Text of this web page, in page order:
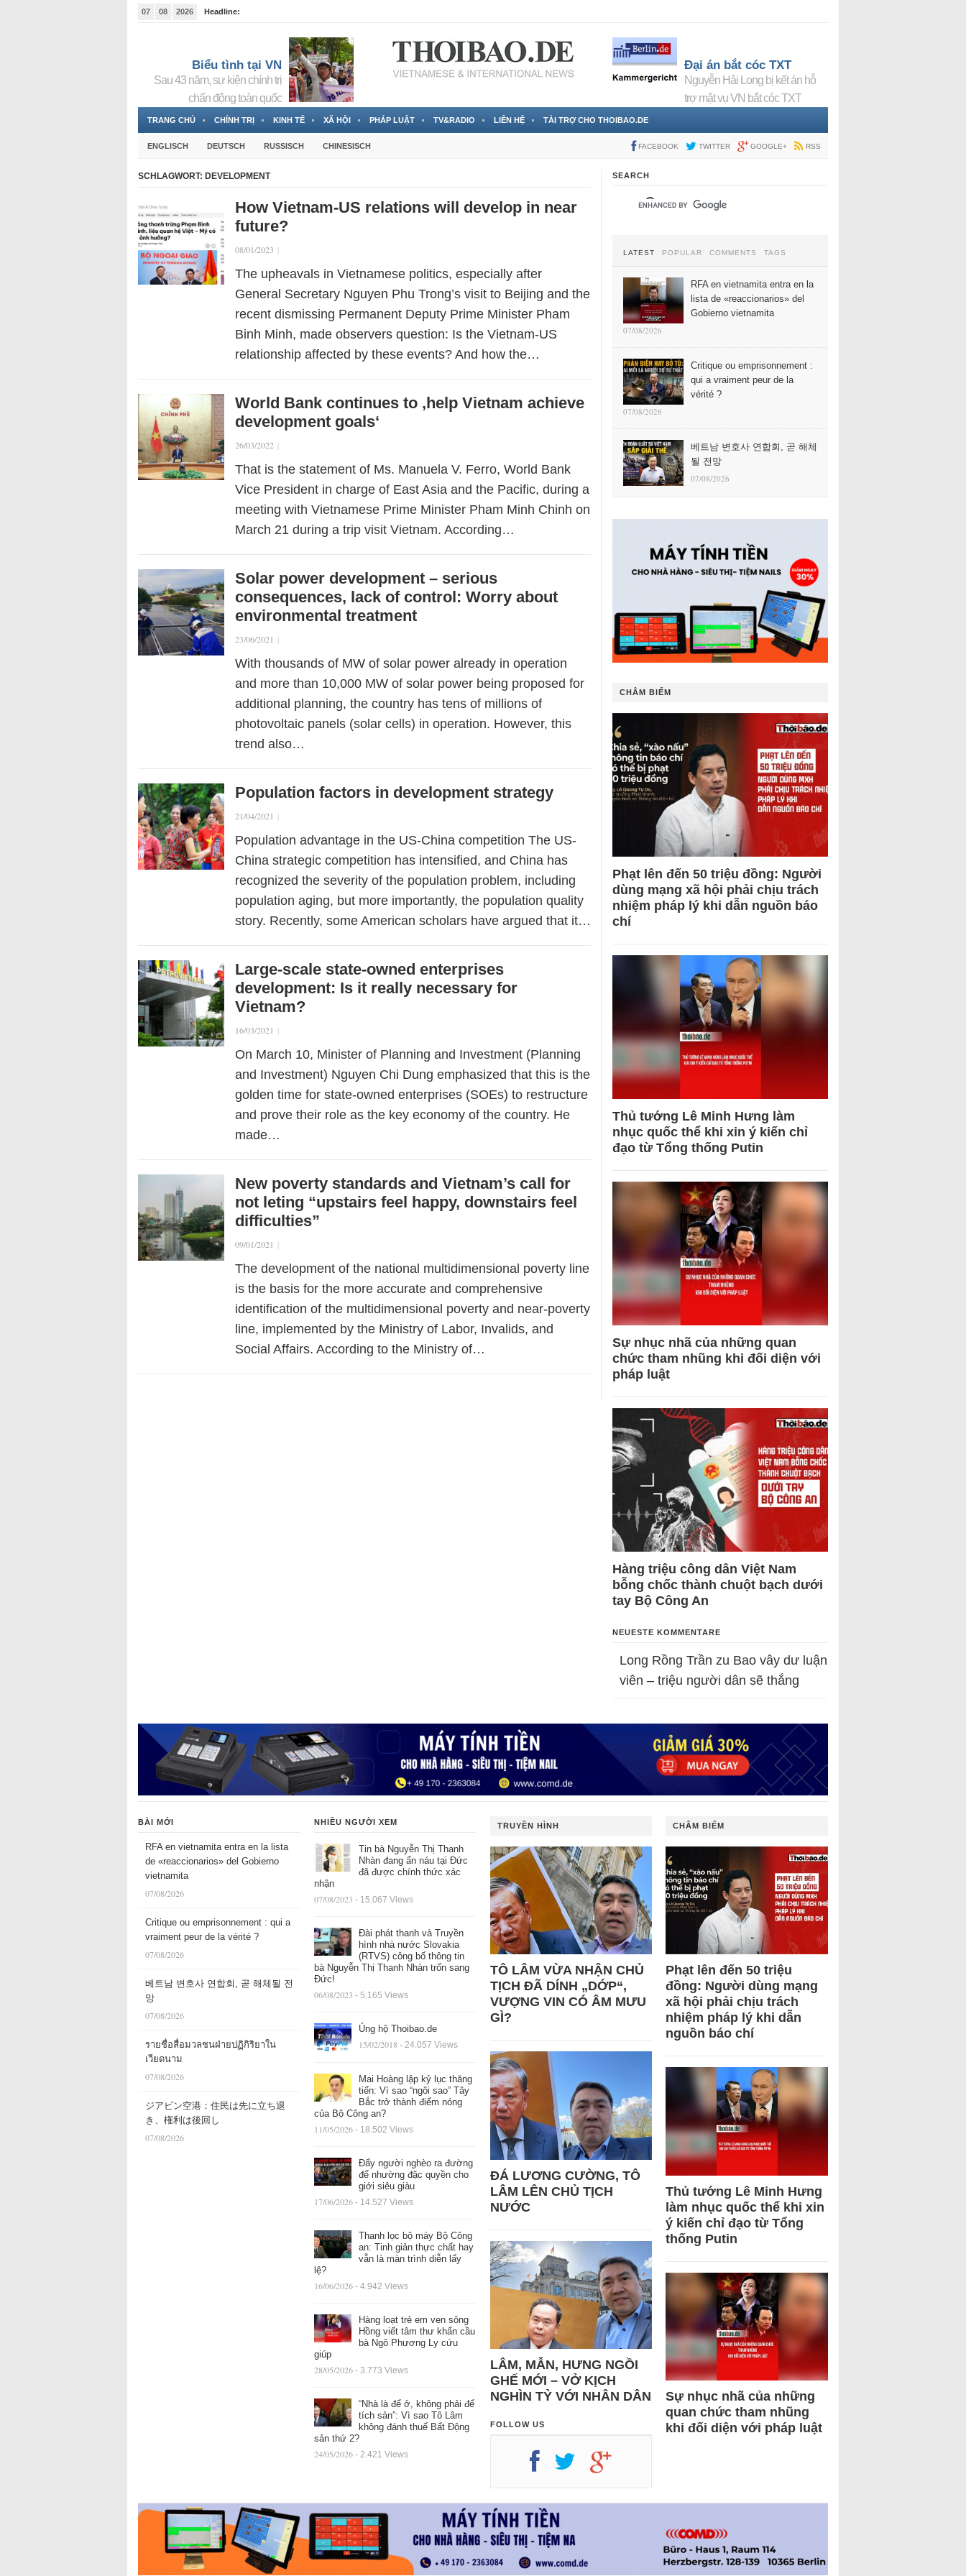
07 08 2026
Headline:
Biểu tình tại VN
Sau 43 năm, sự kiện chính trị
chấn động toàn quốc
Đại án bắt cóc TXT
Nguyễn Hải Long bị kết án hỗ
trợ mật vụ VN bắt cóc TXT
TRANG CHỦ CHÍNH TRỊ KINH TẾ XÃ HỘI PHÁP LUẬT TV&RADIO LIÊN HỆ TÀI TRỢ CHO THOIBAO.DE
ENGLISCH DEUTSCH RUSSISCH CHINESISCH FACEBOOK TWITTER GOOGLE+ RSS
SCHLAGWORT: DEVELOPMENT
How Vietnam-US relations will develop in near
future?
08/01/2023 |
The upheavals in Vietnamese politics, especially after
General Secretary Nguyen Phu Trong’s visit to Beijing and the
recent dismissing Permanent Deputy Prime Minister Pham
Binh Minh, made observers question: Is the Vietnam-US
relationship affected by these events? And how the…
World Bank continues to ‚help Vietnam achieve
development goals‘
26/03/2022 |
That is the statement of Ms. Manuela V. Ferro, World Bank
Vice President in charge of East Asia and the Pacific, during a
meeting with Vietnamese Prime Minister Pham Minh Chinh on
March 21 during a trip visit Vietnam. According…
Solar power development – serious
consequences, lack of control: Worry about
environmental treatment
23/06/2021 |
With thousands of MW of solar power already in operation
and more than 10,000 MW of solar power being proposed for
additional planning, the country has tens of millions of
photovoltaic panels (solar cells) in operation. However, this
trend also…
Population factors in development strategy
21/04/2021 |
Population advantage in the US-China competition The US-
China strategic competition has intensified, and China has
recognized the severity of the population problem, including
population aging, but more importantly, the population quality
story. Recently, some American scholars have argued that it…
Large-scale state-owned enterprises
development: Is it really necessary for
Vietnam?
16/03/2021 |
On March 10, Minister of Planning and Investment (Planning
and Investment) Nguyen Chi Dung emphasized that this is the
golden time for state-owned enterprises (SOEs) to restructure
and prove their role as the key economy of the country. He
made…
New poverty standards and Vietnam’s call for
not leting “upstairs feel happy, downstairs feel
difficulties”
09/01/2021 |
The development of the national multidimensional poverty line
is the basis for the more accurate and comprehensive
identification of the multidimensional poverty and near-poverty
line, implemented by the Ministry of Labor, Invalids, and
Social Affairs. According to the Ministry of…
SEARCH
LATEST POPULAR COMMENTS TAGS
RFA en vietnamita entra en la
lista de «reaccionarios» del
Gobierno vietnamita
07/08/2026
Critique ou emprisonnement :
qui a vraiment peur de la
vérité ?
07/08/2026
베트남 변호사 연합회, 곧 해체
될 전망
07/08/2026
CHÂM BIẾM
Phạt lên đến 50 triệu đồng: Người
dùng mạng xã hội phải chịu trách
nhiệm pháp lý khi dẫn nguồn báo
chí
Thủ tướng Lê Minh Hưng làm
nhục quốc thể khi xin ý kiến chỉ
đạo từ Tổng thống Putin
Sự nhục nhã của những quan
chức tham nhũng khi đối diện với
pháp luật
Hàng triệu công dân Việt Nam
bỗng chốc thành chuột bạch dưới
tay Bộ Công An
NEUESTE KOMMENTARE
Long Rồng Trần zu Bao vây dư luận
viên – triệu người dân sẽ thắng
BÀI MỚI
RFA en vietnamita entra en la lista
de «reaccionarios» del Gobierno
vietnamita
07/08/2026
Critique ou emprisonnement : qui a
vraiment peur de la vérité ?
07/08/2026
베트남 변호사 연합회, 곧 해체될 전
망
07/08/2026
รายชื่อสื่อมวลชนฝ่ายปฏิกิริยาใน
เวียดนาม
07/08/2026
ジアビン空港：住民は先に立ち退
き、権利は後回し
07/08/2026
NHIỀU NGƯỜI XEM
Tin bà Nguyễn Thị Thanh
Nhàn đang ẩn náu tại Đức
đã được chính thức xác
nhận
07/08/2023 - 15.067 Views
Đài phát thanh và Truyền
hình nhà nước Slovakia
(RTVS) công bố thông tin
bà Nguyễn Thị Thanh Nhàn trốn sang
Đức!
06/08/2023 - 5.165 Views
Ủng hộ Thoibao.de
15/02/2018 - 24.057 Views
Mai Hoàng lập kỷ lục thăng
tiến: Vì sao “ngôi sao” Tây
Bắc trở thành điểm nóng
của Bộ Công an?
11/05/2026 - 18.502 Views
Đẩy người nghèo ra đường
để nhường đặc quyền cho
giới siêu giàu
17/06/2026 - 14.527 Views
Thanh lọc bộ máy Bộ Công
an: Tinh giản thực chất hay
vẫn là màn trình diễn lấy
lệ?
16/06/2026 - 4.942 Views
Hàng loạt trẻ em ven sông
Hồng viết tâm thư khẩn cầu
bà Ngô Phương Ly cứu
giúp
28/05/2026 - 3.773 Views
“Nhà là để ở, không phải để
tích sản”: Vì sao Tô Lâm
không đánh thuế Bất Động
sản thứ 2?
24/05/2026 - 2.421 Views
TRUYỀN HÌNH
TÔ LÂM VỪA NHẬN CHỦ
TỊCH ĐÃ DÍNH „DỚP“,
VƯỢNG VIN CÓ ÂM MƯU
GÌ?
ĐÁ LƯƠNG CƯỜNG, TÔ
LÂM LÊN CHỦ TỊCH
NƯỚC
LÂM, MẪN, HƯNG NGỒI
GHẾ MỚI – VỞ KỊCH
NGHÌN TỶ VỚI NHÂN DÂN
FOLLOW US
CHÂM BIẾM
Phạt lên đến 50 triệu
đồng: Người dùng mạng
xã hội phải chịu trách
nhiệm pháp lý khi dẫn
nguồn báo chí
Thủ tướng Lê Minh Hưng
làm nhục quốc thể khi xin
ý kiến chỉ đạo từ Tổng
thống Putin
Sự nhục nhã của những
quan chức tham nhũng
khi đối diện với pháp luật